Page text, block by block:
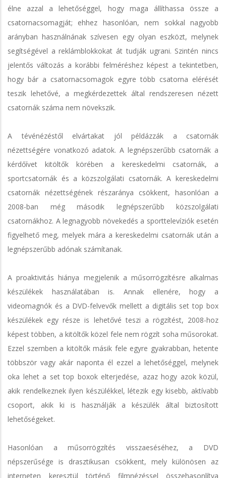
élne azzal a lehetőséggel, hogy maga állíthassa össze a
csatornacsomagját; ehhez hasonlóan, nem sokkal nagyobb
arányban használnának szívesen egy olyan eszközt, melynek
segítségével a reklámblokkokat át tudják ugrani. Szintén nincs
jelentős változás a korábbi felméréshez képest a tekintetben,
hogy bár a csatornacsomagok egyre több csatorna elérését
teszik lehetővé, a megkérdezettek által rendszeresen nézett
csatornák száma nem növekszik.
A tévénézéstől elvártakat jól példázzák a csatornák
nézettségére vonatkozó adatok. A legnépszerűbb csatornák a
kérdőívet kitöltők körében a kereskedelmi csatornák, a
sportcsatornák és a közszolgálati csatornák. A kereskedelmi
csatornák nézettségének részaránya csökkent, hasonlóan a
2008-ban még második legnépszerűbb közszolgálati
csatornákhoz. A legnagyobb növekedés a sporttelevíziók esetén
figyelhető meg, melyek mára a kereskedelmi csatornák után a
legnépszerűbb adónak számítanak.
A proaktivitás hiánya megjelenik a műsorrögzítésre alkalmas
készülékek használatában is. Annak ellenére, hogy a
videomagnók és a DVD-felvevők mellett a digitális set top box
készülékek egy része is lehetővé teszi a rögzítést, 2008-hoz
képest többen, a kitöltők közel fele nem rögzít soha műsorokat.
Ezzel szemben a kitöltők másik fele egyre gyakrabban, hetente
többször vagy akár naponta él ezzel a lehetőséggel, melynek
oka lehet a set top boxok elterjedése, azaz hogy azok közül,
akik rendelkeznek ilyen készülékkel, létezik egy kisebb, aktívabb
csoport, akik ki is használják a készülék által biztosított
lehetőségeket.
Hasonlóan a műsorrögzítés visszaeséséhez, a DVD
népszerűsége is drasztikusan csökkent, mely különösen az
interneten keresztül történő filmnézéssel összehasonlítva